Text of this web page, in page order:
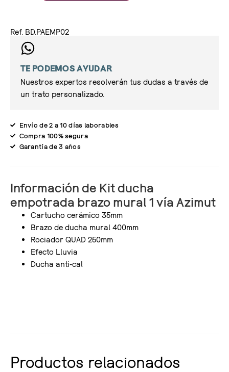
Ref. BD.PAEMP02
TE PODEMOS AYUDAR
Nuestros expertos resolverán tus dudas a través de
un trato personalizado.
Envío de 2 a 10 días laborables
Compra 100% segura
Garantía de 3 años
Información de Kit ducha
empotrada brazo mural 1 vía Azimut
Cartucho cerámico 35mm
Brazo de ducha mural 400mm
Rociador QUAD 250mm
Efecto Lluvia
Ducha anti-cal
Productos relacionados